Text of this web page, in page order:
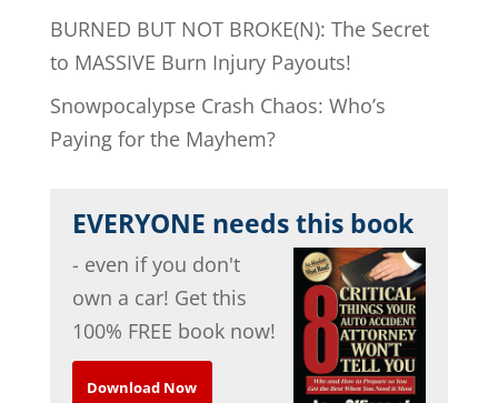
BURNED BUT NOT BROKE(N): The Secret
to MASSIVE Burn Injury Payouts!
Snowpocalypse Crash Chaos: Who’s
Paying for the Mayhem?
EVERYONE needs this book
- even if you don't
own a car! Get this
100% FREE book now!
Download Now